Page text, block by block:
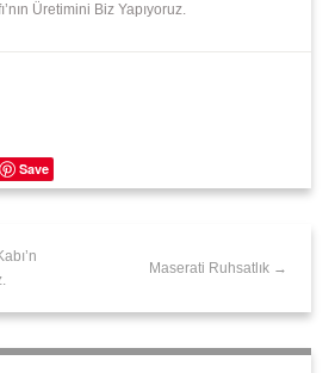
Üretimini Biz Yapıyoruz.
Save
Maserati Ruhsatlık →